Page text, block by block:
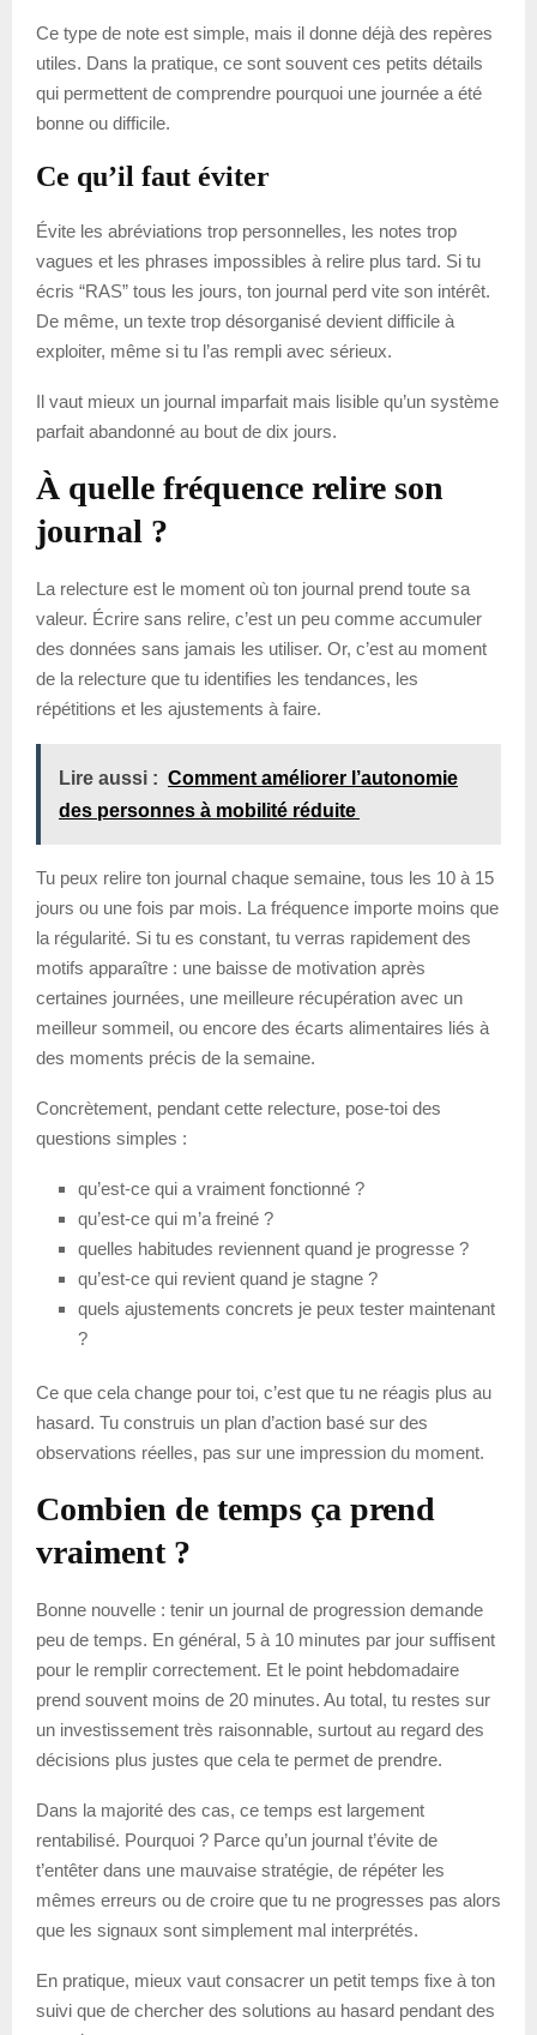
Ce type de note est simple, mais il donne déjà des repères
utiles. Dans la pratique, ce sont souvent ces petits détails
qui permettent de comprendre pourquoi une journée a été
bonne ou difficile.
Ce qu’il faut éviter
Évite les abréviations trop personnelles, les notes trop
vagues et les phrases impossibles à relire plus tard. Si tu
écris “RAS” tous les jours, ton journal perd vite son intérêt.
De même, un texte trop désorganisé devient difficile à
exploiter, même si tu l’as rempli avec sérieux.
Il vaut mieux un journal imparfait mais lisible qu’un système
parfait abandonné au bout de dix jours.
À quelle fréquence relire son
journal ?
La relecture est le moment où ton journal prend toute sa
valeur. Écrire sans relire, c’est un peu comme accumuler
des données sans jamais les utiliser. Or, c’est au moment
de la relecture que tu identifies les tendances, les
répétitions et les ajustements à faire.
Lire aussi : Comment améliorer l’autonomie
des personnes à mobilité réduite
Tu peux relire ton journal chaque semaine, tous les 10 à 15
jours ou une fois par mois. La fréquence importe moins que
la régularité. Si tu es constant, tu verras rapidement des
motifs apparaître : une baisse de motivation après
certaines journées, une meilleure récupération avec un
meilleur sommeil, ou encore des écarts alimentaires liés à
des moments précis de la semaine.
Concrètement, pendant cette relecture, pose-toi des
questions simples :
qu’est-ce qui a vraiment fonctionné ?
qu’est-ce qui m’a freiné ?
quelles habitudes reviennent quand je progresse ?
qu’est-ce qui revient quand je stagne ?
quels ajustements concrets je peux tester maintenant
?
Ce que cela change pour toi, c’est que tu ne réagis plus au
hasard. Tu construis un plan d’action basé sur des
observations réelles, pas sur une impression du moment.
Combien de temps ça prend
vraiment ?
Bonne nouvelle : tenir un journal de progression demande
peu de temps. En général, 5 à 10 minutes par jour suffisent
pour le remplir correctement. Et le point hebdomadaire
prend souvent moins de 20 minutes. Au total, tu restes sur
un investissement très raisonnable, surtout au regard des
décisions plus justes que cela te permet de prendre.
Dans la majorité des cas, ce temps est largement
rentabilisé. Pourquoi ? Parce qu’un journal t’évite de
t’entêter dans une mauvaise stratégie, de répéter les
mêmes erreurs ou de croire que tu ne progresses pas alors
que les signaux sont simplement mal interprétés.
En pratique, mieux vaut consacrer un petit temps fixe à ton
suivi que de chercher des solutions au hasard pendant des